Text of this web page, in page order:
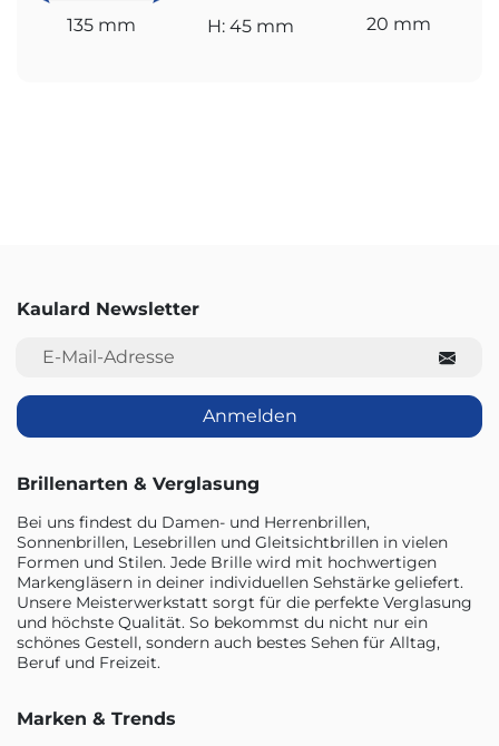
135 mm H: 45 mm 20 mm
Kaulard Newsletter
E-Mail-Adresse
Anmelden
Brillenarten & Verglasung
Bei uns findest du Damen- und Herrenbrillen,
Sonnenbrillen, Lesebrillen und Gleitsichtbrillen in vielen
Formen und Stilen. Jede Brille wird mit hochwertigen
Markengläsern in deiner individuellen Sehstärke geliefert.
Unsere Meisterwerkstatt sorgt für die perfekte Verglasung
und höchste Qualität. So bekommst du nicht nur ein
schönes Gestell, sondern auch bestes Sehen für Alltag,
Beruf und Freizeit.
Marken & Trends